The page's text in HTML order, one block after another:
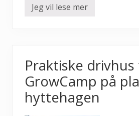
D
n
e
g
e
n
s
a
Jeg vil lese mer
Praktiske drivhus
GrowCamp på
hyttehagen